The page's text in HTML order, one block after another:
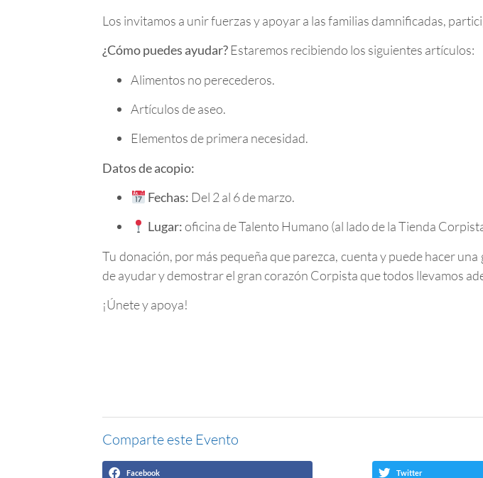
Los invitamos a unir fuerzas y apoyar a las familias damnificadas,
¿Cómo puedes ayudar? Estaremos recibiendo los siguientes artículos:
Alimentos no perecederos.
Artículos de aseo.
Elementos de primera necesidad.
Datos de acopio:
Fechas: Del 2 al 6 de marzo.
Lugar:oficina de Talento Humano (al lado de la Tienda
Tu donación, por más pequeña que parezca, cuenta y puede hacer
de ayudar y demostrar el gran corazón Corpista que todos llevamos
¡Únete y apoya!
Comparte este Evento
Facebook Twitter